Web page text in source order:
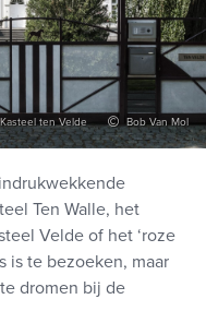
Kasteel ten Velde Bob Van Mol
Ten Walle, het
Velde of het ‘roze
is te bezoeken, maar
dromen bij de